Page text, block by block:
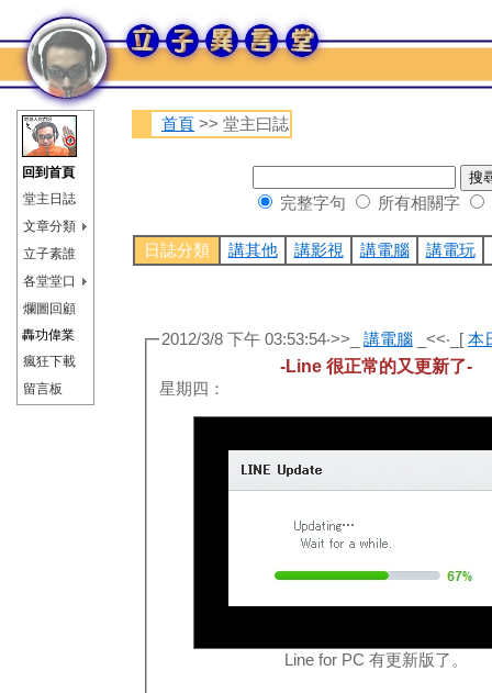
回到首頁
堂主日誌
文章分類
立子素誰
各堂堂口
爛圖回顧
轟功偉業
瘋狂下載
留言板
首頁 >> 堂主曰誌
完整字句 所有相關字
日誌分類 講其他 講影視 講電腦 講電玩
2012/3/8 下午 03:53:54‧>>_ 講電腦 _<<‧_[ 本
-Line 很正常的又更新了-
星期四：
Line for PC 有更新版了。